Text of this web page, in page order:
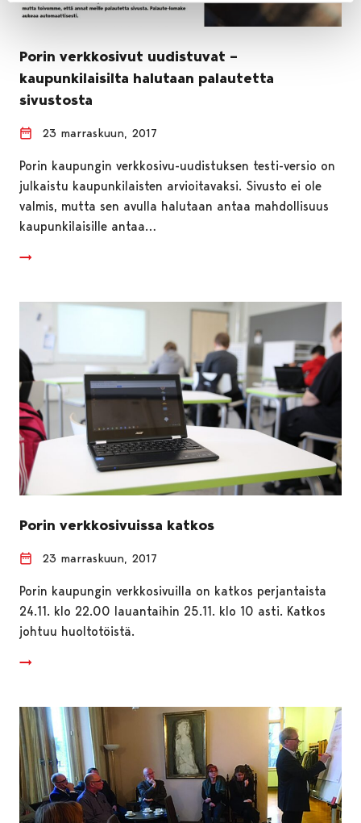
Porin verkkosivut uudistuvat –
kaupunkilaisilta halutaan palautetta
sivustosta
23 marraskuun, 2017
Porin kaupungin verkkosivu-uudistuksen testi-versio on
julkaistu kaupunkilaisten arvioitavaksi. Sivusto ei ole
valmis, mutta sen avulla halutaan antaa mahdollisuus
kaupunkilaisille antaa…
Porin verkkosivuissa katkos
23 marraskuun, 2017
Porin kaupungin verkkosivuilla on katkos perjantaista
24.11. klo 22.00 lauantaihin 25.11. klo 10 asti. Katkos
johtuu huoltotöistä.